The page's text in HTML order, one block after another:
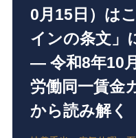
0月15日）は
インの条文」
― 令和8年10
労働同一賃金
から読み解く